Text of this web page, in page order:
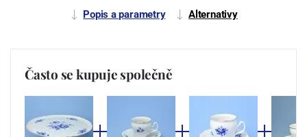
Popis a parametry Alternativy
Často se kupuje společně